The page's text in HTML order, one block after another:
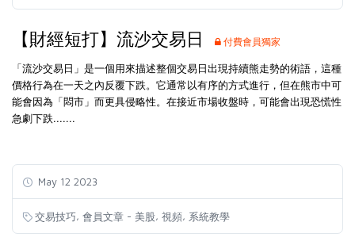
【財經短打】流沙交易日 付費會員獨家
「流沙交易日 」是一個用來描述整個交易日出現持續熊走勢的術語，這種
價格行為在一天之內反覆下跌。它通常以有序的方式進行，但在熊市中可
能會因為「悶市」而更具侵略性。在接近市場收盤時，可能會出現恐慌性
急劇下跌.......
May 12 2023
交易技巧, 會員文章 - 美股, 視頻, 系統教學